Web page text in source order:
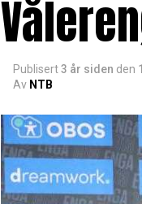
Publisert3 år siden den
Av NTB